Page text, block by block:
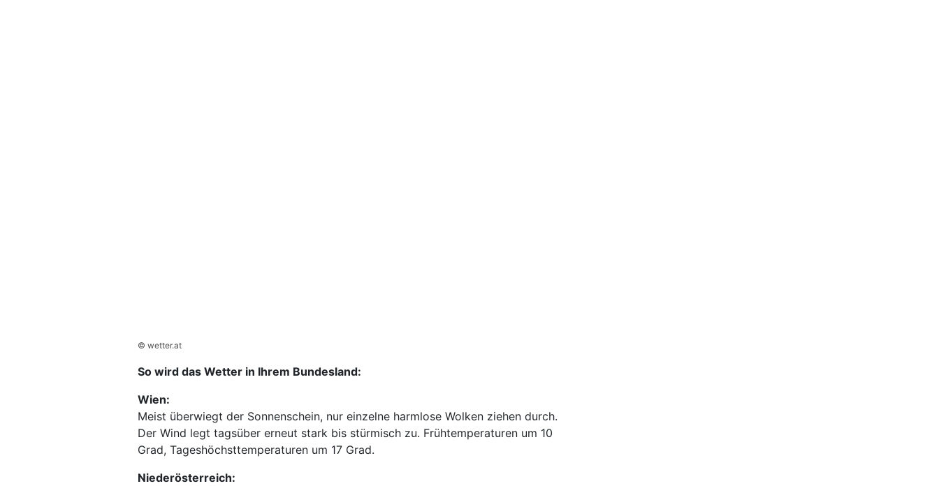
© wetter.at
So wird das Wetter in Ihrem Bundesland:
Wien:
Meist überwiegt der Sonnenschein, nur einzelne harmlose Wolken ziehen durch.
Der Wind legt tagsüber erneut stark bis stürmisch zu. Frühtemperaturen um 10
Grad, Tageshöchsttemperaturen um 17 Grad.
Niederösterreich: